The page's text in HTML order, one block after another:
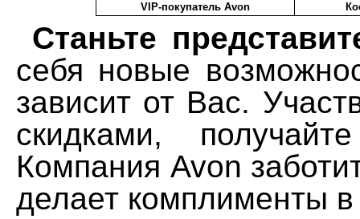
VIP-покупатель Avon
Станьте
себя новые
зависит от Вас.
скидками,
Компания Avon
делает комплименты